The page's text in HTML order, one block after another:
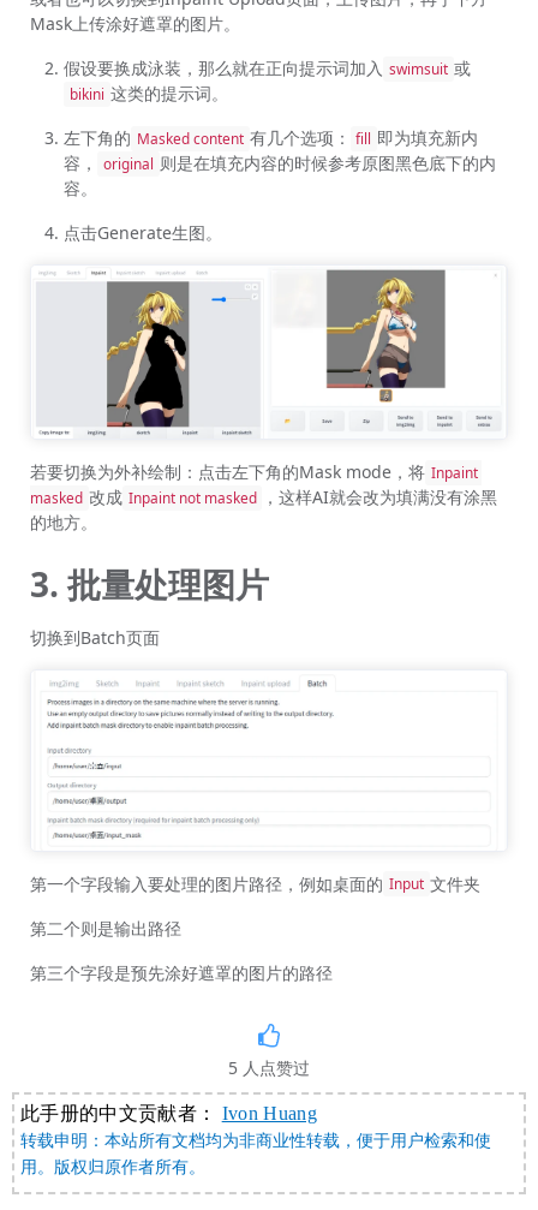
Mask上传涂好遮罩的图片。
假设要换成泳装，那么就在正向提示词加入 swimsuit 或
bikini 这类的提示词。
左下角的 Masked content 有几个选项： fill 即为填充新内
容，
original 则是在填充内容的时候参考原图黑色底下的内
容。
点击Generate生图。
若要切换为外补绘制：点击左下角的Mask mode，将 Inpaint
masked 改成 Inpaint not masked
，这样AI就会改为填满没有涂黑
的地方。
3. 批量处理图片
切换到Batch页面
第一个字段输入要处理的图片路径，例如桌面的 Input 文件夹
第二个则是输出路径
第三个字段是预先涂好遮罩的图片的路径
5 人点赞过
此手册的中文贡献者： Ivon Huang
转载申明：本站所有文档均为非商业性转载，便于用户检索和使
用。版权归原作者所有。